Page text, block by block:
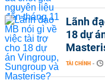
Lãnh
18 dự
TÀI CHÍNH -